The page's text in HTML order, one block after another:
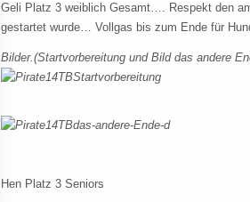
Geli Platz 3 weiblich Gesamt…. Respekt den
gestartet wurde… Vollgas bis zum Ende für
Bilder.(Startvorbereitung und Bild das andere
Hen Platz 3 Seniors